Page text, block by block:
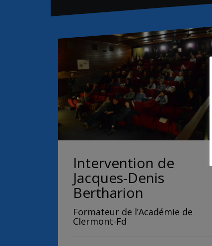
Intervention de
Jacques-Denis
Bertharion
Formateur de l’Académie de
Clermont-Fd